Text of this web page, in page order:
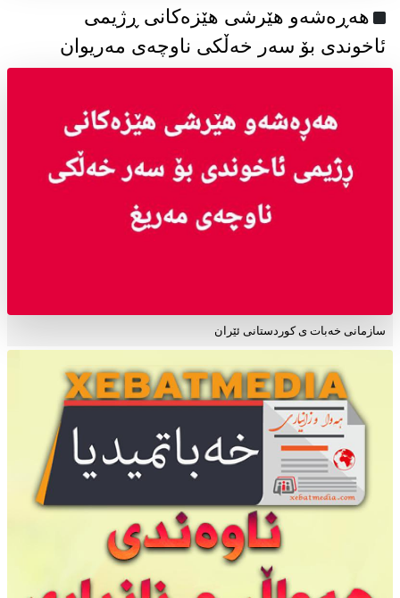
هەڕەشەو هێرشی هێزەکانی ڕژیمی
ئاخوندی بۆ سەر خەڵکی ناوچەی مەریوان
سازمانی خەبات ی کوردستانی ئێران